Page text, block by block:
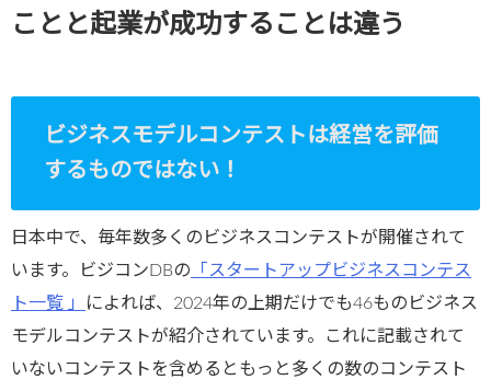
komiya.com
/public_htm
l/wp-
ことと起業が成功することは違う
ビジネスモデルコンテストは経営を評価
するものではない！
日本中で、毎年数多くのビジネスコンテストが開催されて
います。ビジコンDBの 「スタートアップビジネスコンテス
ト一覧 」
によれば、2024年の上期だけでも46ものビジネス
モデルコンテストが紹介されています。これに記載されて
いないコンテストを含めるともっと多くの数のコンテスト